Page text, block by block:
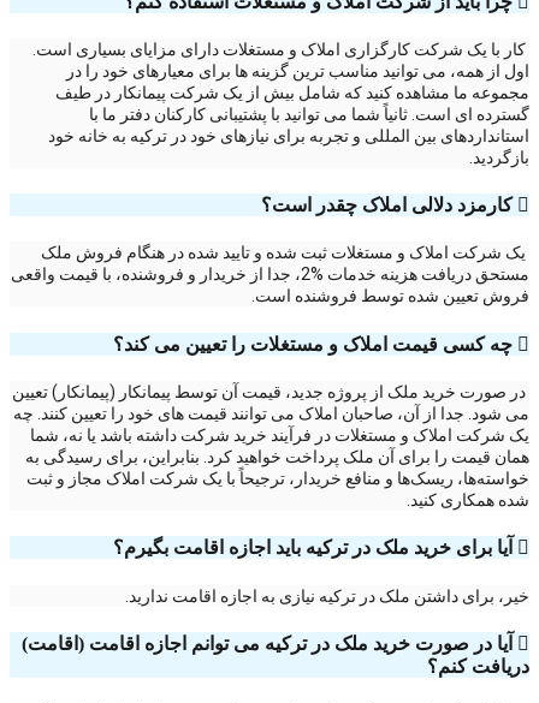
کار با یک شرکت کارگزاری املاک و مستغلات دارای مزایای بسیاری است.
اول از همه، می توانید مناسب ترین گزینه ها برای معیارهای خود را در
مجموعه ما مشاهده کنید که شامل بیش از یک شرکت پیمانکار در طیف
گسترده ای است. ثانیاً شما می توانید با پشتیبانی کارکنان دفتر ما با
استانداردهای بین المللی و تجربه برای نیازهای خود در ترکیه به خانه خود
بازگردید.
کارمزد دلالی املاک چقدر است؟
یک شرکت املاک و مستغلات ثبت شده و تایید شده در هنگام فروش ملک
مستحق دریافت هزینه خدمات %2، جدا از خریدار و فروشنده، با قیمت واقعی
فروش تعیین شده توسط فروشنده است.
چه کسی قیمت املاک و مستغلات را تعیین می کند؟
در صورت خرید ملک از پروژه جدید، قیمت آن توسط پیمانکار (پیمانکار) تعیین
می شود. جدا از آن، صاحبان املاک می توانند قیمت های خود را تعیین کنند. چه
یک شرکت املاک و مستغلات در فرآیند خرید شرکت داشته باشد یا نه، شما
همان قیمت را برای آن ملک پرداخت خواهید کرد. بنابراین، برای رسیدگی به
خواسته‌ها، ریسک‌ها و منافع خریدار، ترجیحاً با یک شرکت املاک مجاز و ثبت
شده همکاری کنید.
آیا برای خرید ملک در ترکیه باید اجازه اقامت بگیرم؟
خیر، برای داشتن ملک در ترکیه نیازی به اجازه اقامت ندارید.
آیا در صورت خرید ملک در ترکیه می توانم اجازه اقامت (اقامت)
دریافت کنم؟